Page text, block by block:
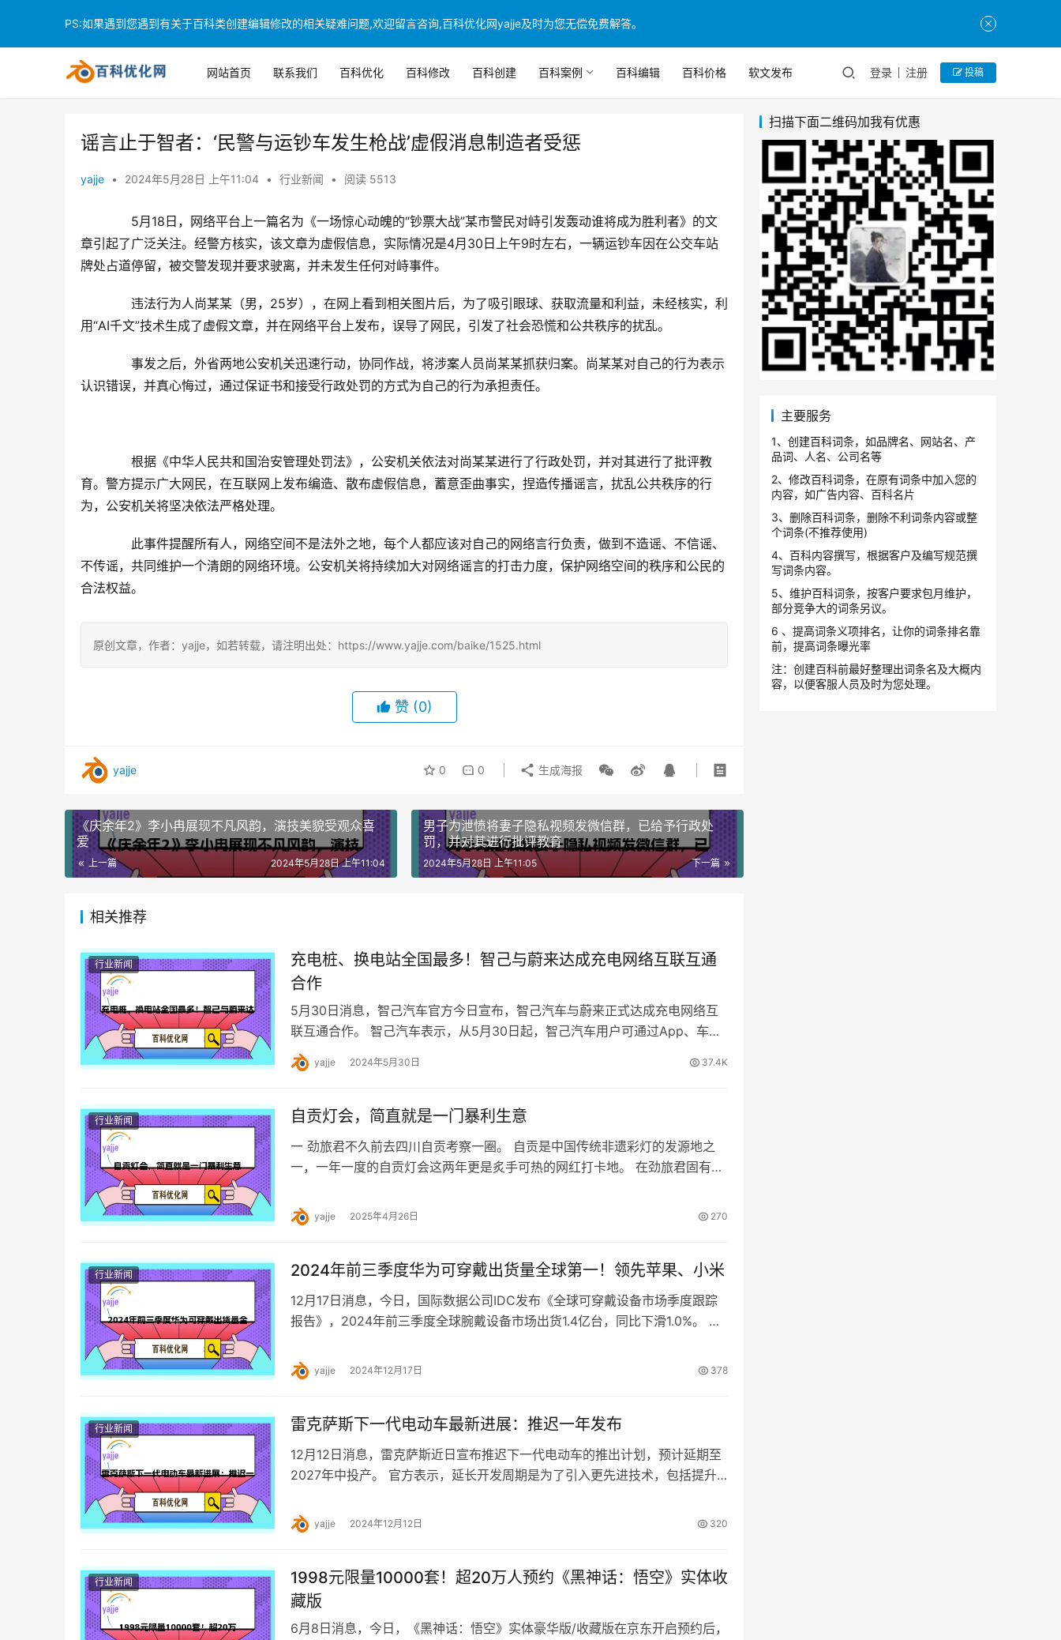
网站首页 联系我们 百科优化 百科修改 百科创建 百科案例 百科编辑 百科价格 软文发布 登录 注册 投稿
谣言止于智者：‘民警与运钞车发生枪战’虚假消息制造者受惩
yajje • 2024年5月28日 上午11:04 • 行业新闻 • 阅读 5513
5月18日，网络平台上一篇名为《一场惊心动魄的“钞票大战”某市警民对峙引发轰动谁将成为胜利者》的文
章引起了广泛关注。经警方核实，该文章为虚假信息，实际情况是4月30日上午9时左右，一辆运钞车因在公交车站
牌处占道停留，被交警发现并要求驶离，并未发生任何对峙事件。
违法行为人尚某某（男，25岁），在网上看到相关图片后，为了吸引眼球、获取流量和利益，未经核实，利
用“AI千文”技术生成了虚假文章，并在网络平台上发布，误导了网民，引发了社会恐慌和公共秩序的扰乱。
事发之后，外省两地公安机关迅速行动，协同作战，将涉案人员尚某某抓获归案。尚某某对自己的行为表示
认识错误，并真心悔过，通过保证书和接受行政处罚的方式为自己的行为承担责任。
根据《中华人民共和国治安管理处罚法》，公安机关依法对尚某某进行了行政处罚，并对其进行了批评教
育。警方提示广大网民，在互联网上发布编造、散布虚假信息，蓄意歪曲事实，捏造传播谣言，扰乱公共秩序的行
为，公安机关将坚决依法严格处理。
此事件提醒所有人，网络空间不是法外之地，每个人都应该对自己的网络言行负责，做到不造谣、不信谣、
不传谣，共同维护一个清朗的网络环境。公安机关将持续加大对网络谣言的打击力度，保护网络空间的秩序和公民的
合法权益。
原创文章，作者：yajje，如若转载，请注明出处：https://www.yajje.com/baike/1525.html
赞 (0)
yajje 0 0 生成海报
《庆余年2》李小冉展现不凡风韵，演技美貌受观众喜
爱
上一篇 2024年5月28日 上午11:04
男子为泄愤将妻子隐私视频发微信群，已给予行政处
罚，并对其进行批评教育
下一篇
2024年5月28日 上午11:05
相关推荐
行业新闻
充电桩、换电站全国最多！智己与蔚来达成充电网络互联互通
合作
5月30日消息，智己汽车官方今日宣布，智己汽车与蔚来正式达成充电网络互
联互通合作。 智己汽车表示，从5月30日起，智己汽车用户可通过App、车机
充电地图，在全国范围实时查看蔚来充电…
yajje 2024年5月30日 37.4K
行业新闻 自贡灯会，简直就是一门暴利生意
一 劲旅君不久前去四川自贡考察一圈。 自贡是中国传统非遗彩灯的发源地之
一，一年一度的自贡灯会这两年更是炙手可热的网红打卡地。 在劲旅君固有的
yajje 2025年4月26日 270
行业新闻 2024年前三季度华为可穿戴出货量全球第一！领先苹果、小米
12月17日消息，今日，国际数据公司IDC发布《全球可穿戴设备市场季度跟踪
报告》，2024年前三季度全球腕戴设备市场出货1.4亿台，同比下滑1.0%。 中
yajje 2024年12月17日 378
行业新闻 雷克萨斯下一代电动车最新进展：推迟一年发布
12月12日消息，雷克萨斯近日宣布推迟下一代电动车的推出计划，预计延期至
2027年中投产。 官方表示，延长开发周期是为了引入更先进技术，包括提升
yajje 2024年12月12日 320
行业新闻
1998元限量10000套！超20万人预约《黑神话：悟空》实体收
藏版
6月8日消息，今日，《黑神话：悟空》实体豪华版/收藏版在京东开启预约后，
扫描下面二维码加我有优惠
主要服务
1、创建百科词条，如品牌名、网站名、产
品词、人名、公司名等
2、修改百科词条，在原有词条中加入您的
内容，如广告内容、百科名片
3、删除百科词条，删除不利词条内容或整
个词条(不推荐使用)
4、百科内容撰写，根据客户及编写规范撰
写词条内容。
5、维护百科词条，按客户要求包月维护，
部分竞争大的词条另议。
6 、提高词条义项排名，让你的词条排名靠
前，提高词条曝光率
注：创建百科前最好整理出词条名及大概内
容，以便客服人员及时为您处理。
PS:如果遇到您遇到有关于百科类创建编辑修改的相关疑难问题,欢迎留言咨询,百科优化网yajje及时为您无偿免费解答。